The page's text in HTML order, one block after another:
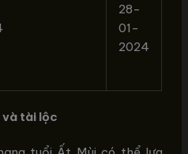
28-
01-
2024
và tài lộc